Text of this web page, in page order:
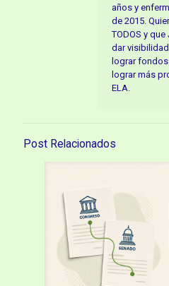
años y
de 2015.
TODOS y
dar
lograr
lograr más
ELA.
Post Relacionados